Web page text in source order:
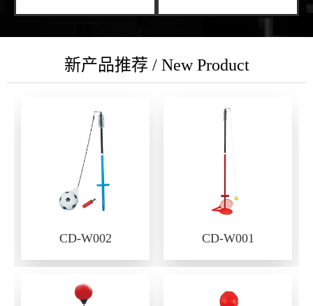
新产品推荐 / New Product
CD-W002 CD-W001